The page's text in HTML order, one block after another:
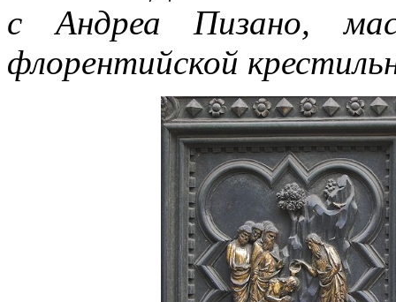
с Андреа Пизано,
флорентийской